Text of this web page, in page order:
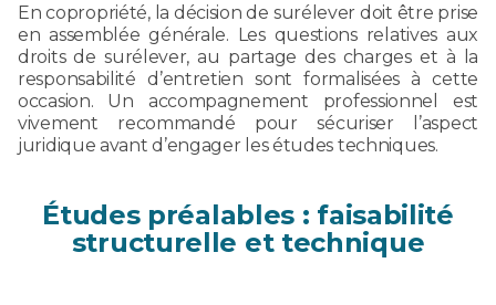
En copropriété, la décision de surélever doit être prise
en assemblée générale. Les questions relatives aux
droits de surélever, au partage des charges et à la
responsabilité d’entretien sont formalisées à cette
occasion. Un accompagnement professionnel est
vivement recommandé pour sécuriser l’aspect
juridique avant d’engager les études techniques.
Études préalables : faisabilité
structurelle et technique